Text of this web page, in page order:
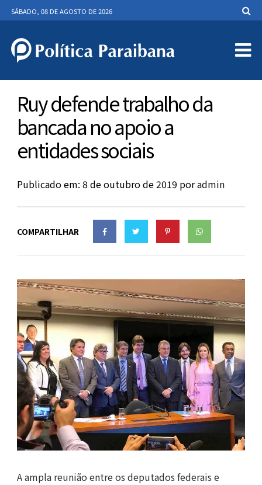
SÁBADO, 08 DE AGOSTO DE 2026
Ruy defende trabalho da
bancada no apoio a
entidades sociais
Publicado em: 8 de outubro de 2019 poradmin
COMPARTILHAR
A ampla reunião entre os deputados federais e